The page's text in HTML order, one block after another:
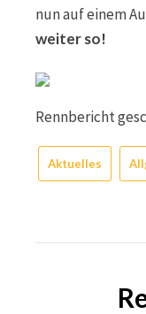
nun auf einem
weiter so!
Rennbericht
Aktuelles